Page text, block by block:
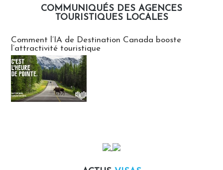
COMMUNIQUÉS DES AGENCES
TOURISTIQUES LOCALES
Comment l’IA de Destination Canada booste
l’attractivité touristique